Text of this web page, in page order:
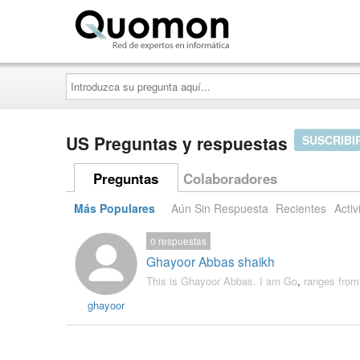
Introduzca
su
pregunta
aquí...
US Preguntas y respuestas
Preguntas Colaboradores
Más Populares Aún Sin Respuesta Recientes
ghayoor
Ghayoor Abbas shaikh
0 respuestas
This is Ghayoor Abbas. I am Go, ranges